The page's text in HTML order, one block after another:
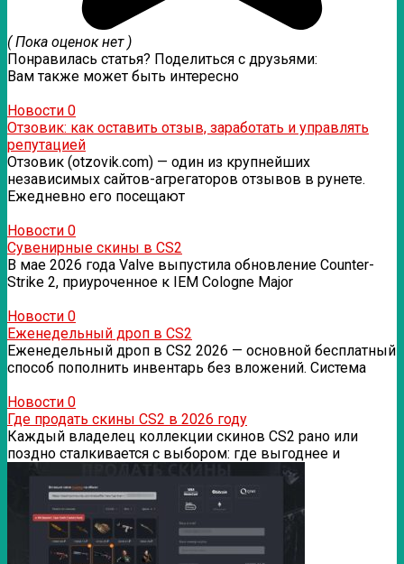
( Пока оценок нет )
Понравилась статья? Поделиться с друзьями:
Вам также может быть интересно
Новости 0
Отзовик: как оставить отзыв, заработать и управлять
репутацией
Отзовик (otzovik.com) — один из крупнейших
независимых сайтов-агрегаторов отзывов в рунете.
Ежедневно его посещают
Новости 0
Сувенирные скины в CS2
В мае 2026 года Valve выпустила обновление Counter-
Strike 2, приуроченное к IEM Cologne Major
Новости 0
Еженедельный дроп в CS2
Еженедельный дроп в CS2 2026 — основной бесплатный
способ пополнить инвентарь без вложений. Система
Новости 0
Где продать скины CS2 в 2026 году
Каждый владелец коллекции скинов CS2 рано или
поздно сталкивается с выбором: где выгоднее и